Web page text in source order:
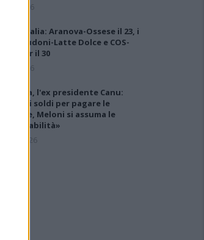
7 Ago 2026
Coppa Italia: Aranova-Ossese il 23, i
derby Budoni-Latte Dolce e COS-
Monastir il 30
6 Ago 2026
Carbonia, l'ex presidente Canu:
«Lasciai i soldi per pagare le
vertenze, Meloni si assuma le
responsabilità»
31 Lug 2026